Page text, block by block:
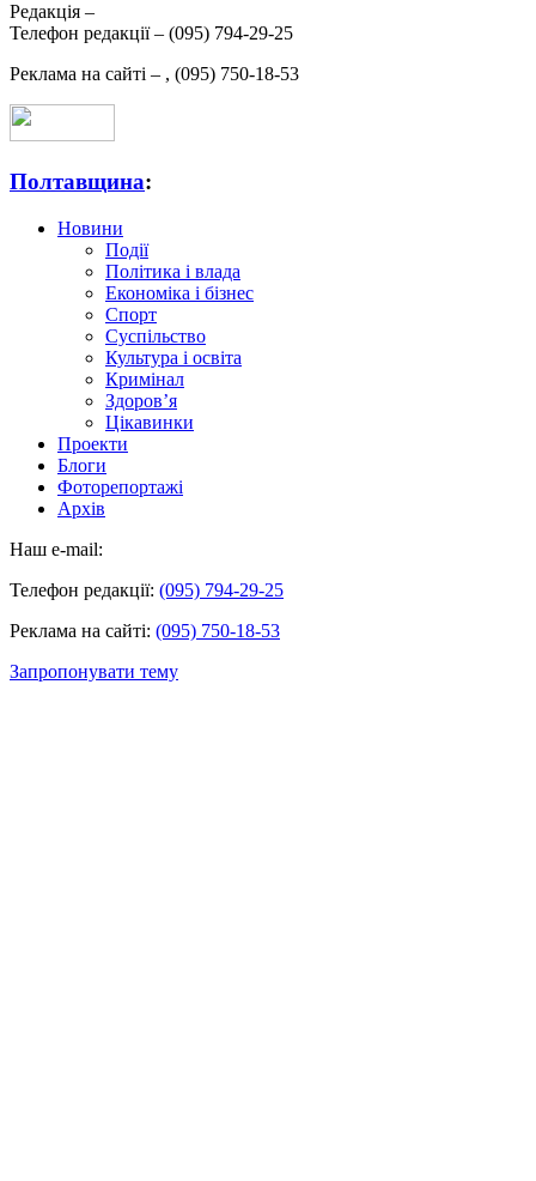
Редакція –
Телефон редакції – (095) 794-29-25
Реклама на сайті – , (095) 750-18-53
Полтавщина:
Новини
Події
Політика і влада
Економіка і бізнес
Спорт
Суспільство
Культура і освіта
Кримінал
Здоров’я
Цікавинки
Проекти
Блоги
Фоторепортажі
Архів
Наш e-mail:
Телефон редакції: (095) 794-29-25
Реклама на сайті: (095) 750-18-53
Запропонувати тему